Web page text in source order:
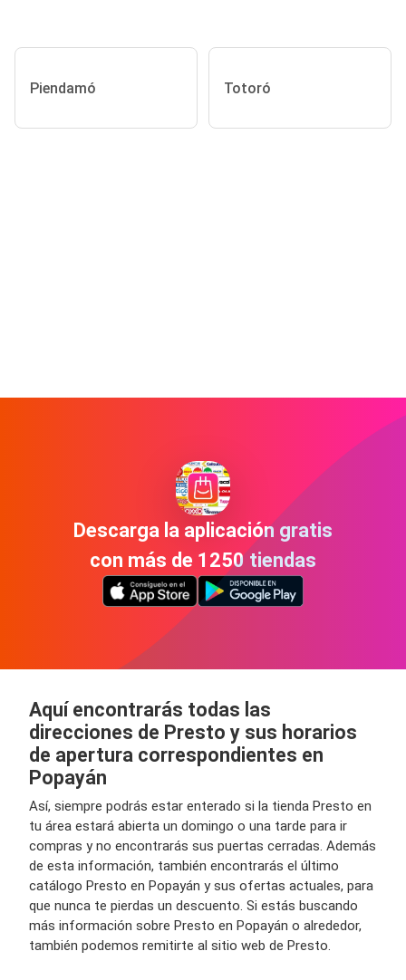
Piendamó Totoró
Descarga la aplicación gratis
con más de 1250 tiendas
Aquí encontrarás todas las
direcciones de Presto y sus horarios
de apertura correspondientes en
Popayán
Así, siempre podrás estar enterado si la tienda Presto en
tu área estará abierta un domingo o una tarde para ir
compras y no encontrarás sus puertas cerradas. Además
de esta información, también encontrarás el último
catálogo Presto en Popayán y sus ofertas actuales, para
que nunca te pierdas un descuento. Si estás buscando
más información sobre Presto en Popayán o alrededor,
también podemos remitirte al sitio web de Presto.